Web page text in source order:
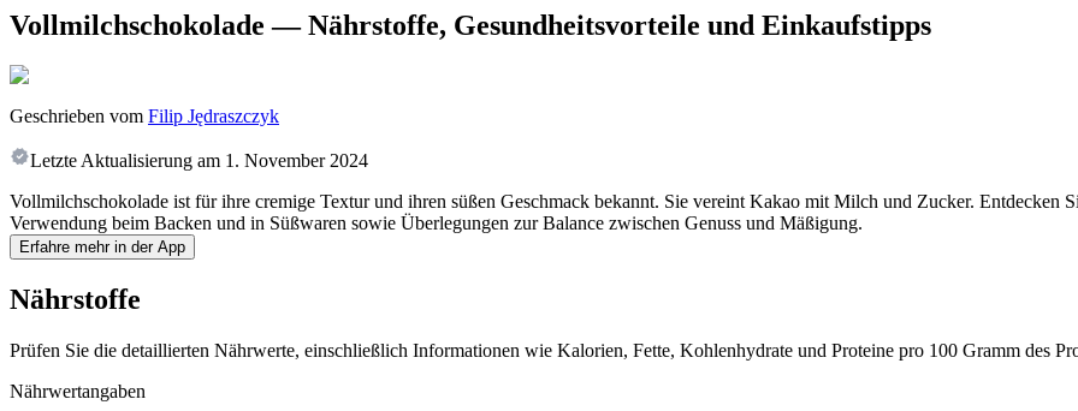
Vollmilchschokolade — Nährstoffe, Gesundheitsvorteile und Einkaufstipps
Geschrieben vom Filip Jędraszczyk
Letzte Aktualisierung am 1. November 2024
Vollmilchschokolade ist für ihre cremige Textur und ihren süßen Geschmack bekannt. Sie vereint Kakao mit Milch und Zucker. Entdecken
Verwendung beim Backen und in Süßwaren sowie Überlegungen zur Balance zwischen Genuss und Mäßigung.
Erfahre mehr in der App
Nährstoffe
Prüfen Sie die detaillierten Nährwerte, einschließlich Informationen wie Kalorien, Fette, Kohlenhydrate und Proteine pro 100 Gramm des
Nährwertangaben